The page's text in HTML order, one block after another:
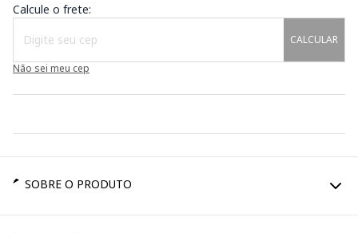
Calcule o frete:
CALCULAR
Não sei meu cep
SOBRE O PRODUTO